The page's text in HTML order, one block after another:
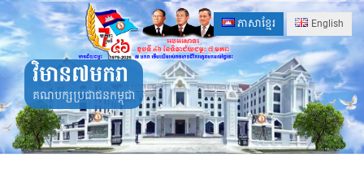
Skip
to
content
ភាសាខ្មែរ English
វិមាន៧មករា
គណបក្សប្រជាជនកម្ពុជា